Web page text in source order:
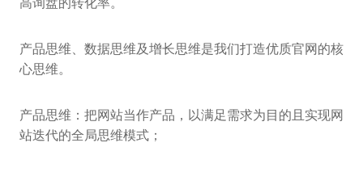
高询盘的转化率。
产品思维、数据思维及增长思维是我们打造优质官网的核
心思维。
产品思维：把网站当作产品，以满足需求为目的且实现网
站迭代的全局思维模式；